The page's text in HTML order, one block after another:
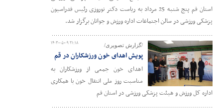
استان قم پنج شنبه 25 مرداد به ریاست دکتر نوروزی رئیس فدراسیون
پزشکی ورزشی در سالن اجتماعات اداره ورزش و جوانان برگزار شد.
۱۴۰۳-۰۵-۰۹ ۲۱:۱۸ /گزارش تصویری/
پویش اهدای خون ورزشکاران در قم
اهدای خون جمعی از ورزشکاران به
مناسبت روز ملی انتقال خون با همکاری
اداره کل ورزش و هیئت پزشکی ورزشی در استان قم